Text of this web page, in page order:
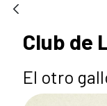
Club de
El otro